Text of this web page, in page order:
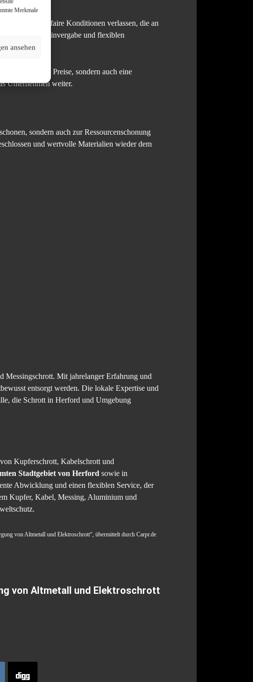
Merkmale
ansehen
sich auf faire Konditionen verlassen, die an
Terminvergabe und flexiblen
ist.
nicht nur faire Preise, sondern auch eine
Unternehmen weiter.
sondern auch zur Ressourcenschonung
und wertvolle Materialien wieder dem
Messingschrott. Mit jahrelanger Erfahrung und
entsorgt werden. Die lokale Expertise und
die Schrott in Herford und Umgebung
Kupferschrott, Kabelschrott und
Stadtgebiet von Herford sowie in
Abwicklung und einen flexiblen Service, der
Kupfer, Kabel, Messing, Aluminium und
von Altmetall und Elektroschrott“, übermittelt durch Carpr.de
von Altmetall und Elektroschrott